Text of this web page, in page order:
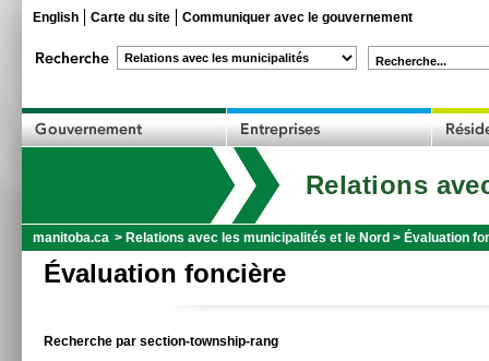
English Carte du site Communiquer avec le gouvernement
Recherche...
Relations
manitoba.ca > Relations avec les municipalités et le Nord > Évaluation
Évaluation foncière
Recherche par section-township-rang